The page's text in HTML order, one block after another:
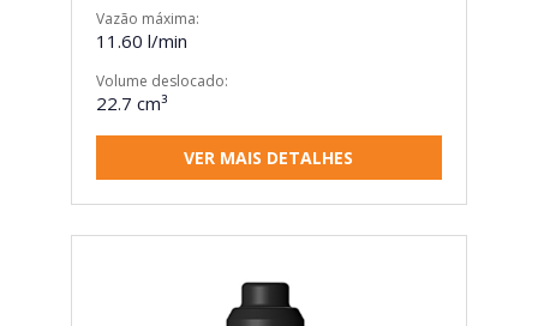
Vazão máxima:
11.60 l/min
Volume deslocado:
22.7 cm³
VER MAIS DETALHES